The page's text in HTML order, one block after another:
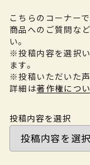
こちらのコーナー
商品へのご質問な
い。
※投稿内容を選択
ます。
※投稿いただいた
詳細は著作権につ
投稿内容を選択